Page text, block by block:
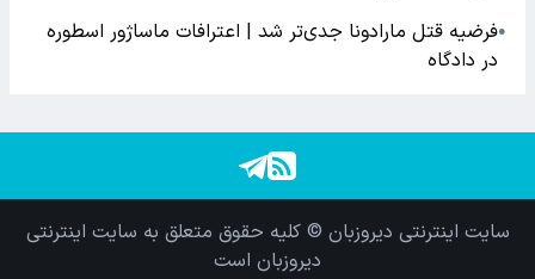
●فرضیه قتل مارادونا جدی‌تر شد | اعترافات ماساژور اسطوره
در دادگاه
سایت اینترنتی دیروزبان © کلیه حقوق متعلق به سایت اینترنتی
دیروزبان است